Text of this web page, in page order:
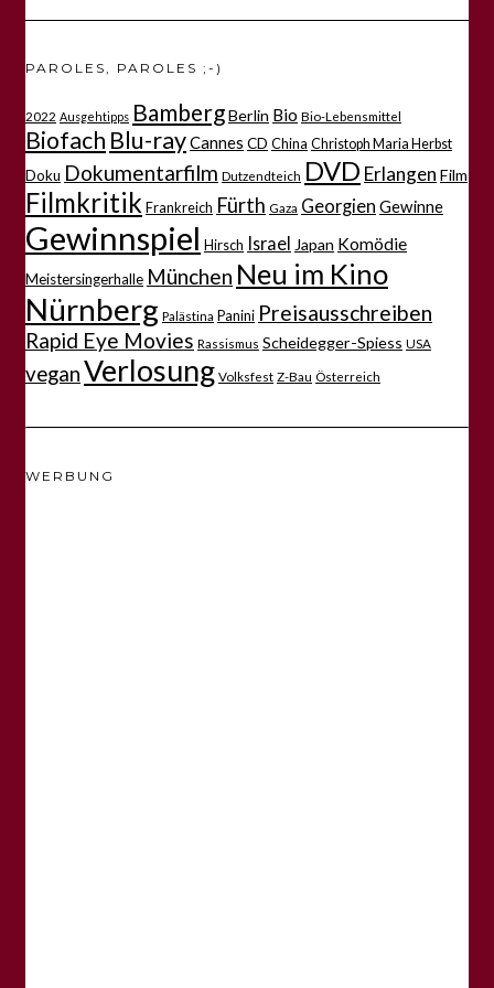
PAROLES, PAROLES ;-)
2022 Ausgehtipps BambergBerlin Bio Bio-Lebensmittel
Biofach Blu-rayCannes CD China Christoph Maria Herbst
Doku Dokumentarfilm Dutzendteich DVD Erlangen Film
Filmkritik Frankreich Fürth Gaza Georgien Gewinne
Gewinnspiel Hirsch Israel Japan Komödie
Meistersingerhalle München Neu im Kino
Nürnberg Palästina Panini Preisausschreiben
Rapid Eye Movies Rassismus Scheidegger-Spiess USA
veganVerlosung Volksfest Z-Bau Österreich
WERBUNG